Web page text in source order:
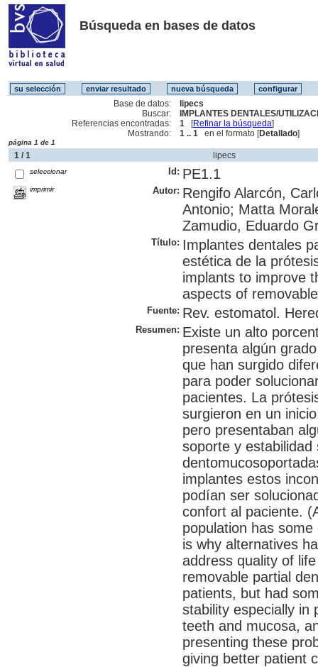
Búsqueda en bases de datos
Base de datos:
lipecs
Buscar:
IMPLANTES DENTALES/
Referencias encontradas:
1 [Refinar la búsqueda]
Mostrando:
1 .. 1 en el formato [Detallado]
página 1 de 1
1 / 1 lipecs
seleccionar
imprimir
Id: PE1.1
Autor: Rengifo Alarcón,
Antonio; Matta
Zamudio, Eduardo
Título: Implantes dentales
estética de la
implants to improve
aspects of
Fuente: Rev. estomatol.
Resumen: Existe un alto
presenta algún
que han surgido
para poder
pacientes. La
surgieron en un
pero presentaban
soporte y
implantes estos
podían ser
confort al paciente.
population has
is why alternatives
address quality of
removable partial
patients, but had
stability especially in
teeth and mucosa,
presenting these
giving better patient